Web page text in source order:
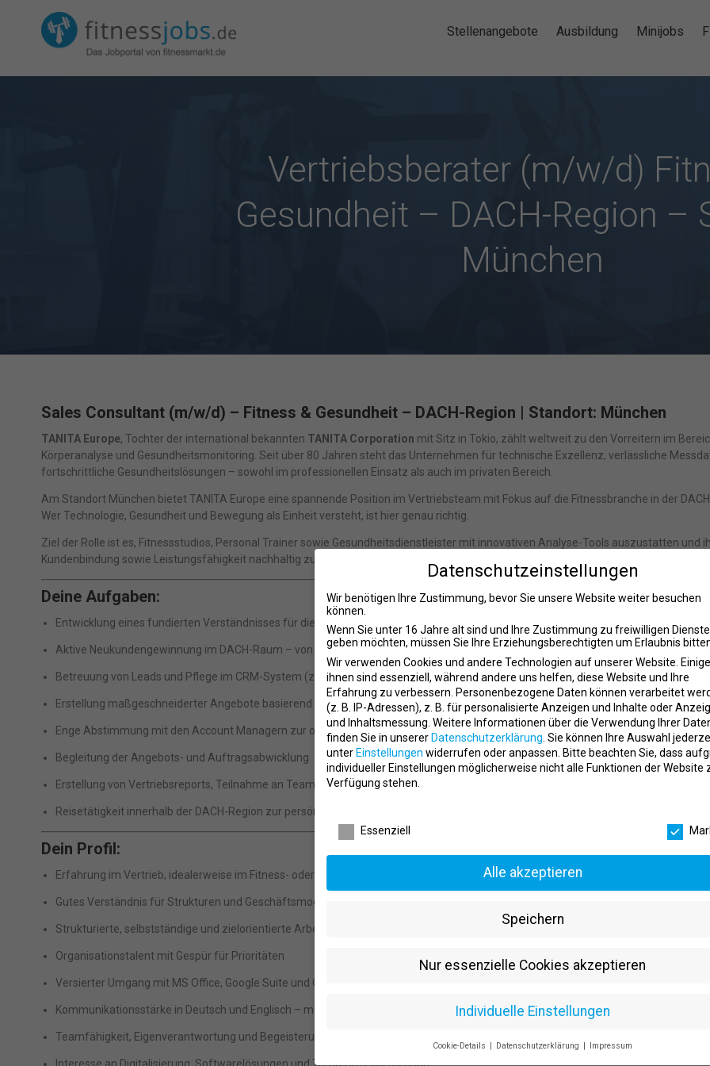
Stellenangebote Ausbildung Minijobs
Vertriebsberater (m/w/d)
Gesundheit – DACH-Region –
München
Sales Consultant (m/w/d) – Fitness & Gesundheit – DACH-Region | Standort: München
TANITA Europe, Tochter der international bekannten TANITA Corporation mit Sitz in Tokio, zählt weltweit zu den Vorreitern im
Körperanalyse und Gesundheitsmonitoring. Seit über 80 Jahren steht das Unternehmen für technische Exzellenz, verlässliche
fortschrittliche Gesundheitslösungen – sowohl im professionellen Einsatz als auch im privaten Bereich.
Am Standort München bietet TANITA Europe eine spannende Position im Vertriebsteam mit Fokus auf die Fitnessbranche in der
Wer Technologie, Gesundheit und Bewegung als Einheit versteht, ist hier genau richtig.
Ziel der Rolle ist es, Fitnessstudios, Personal Trainer sowie Gesundheitsdienstleister mit innovativen Analyse-Tools auszustatten und
Kundenbindung sowie Leistungsfähigkeit nachhaltig zu verbessern.
Deine Aufgaben:
Entwicklung eines fundierten Verständnisses für die TANITA-Produkte und deren Anwendung
Aktive Neukundengewinnung im DACH-Raum – von großen Fitnessketten bis zu Boutique-Studios
Betreuung von Leads und Pflege im CRM-System (z. B. Salesforce)
Erstellung maßgeschneiderter Angebote basierend auf Kundenanforderungen
Enge Abstimmung mit den Account Managern zur optimalen Vertriebsstrategie
Begleitung der Angebots- und Auftragsabwicklung
Erstellung von Vertriebsreports, Teilnahme an Team-Meetings und Branchenevents
Reisetätigkeit innerhalb der DACH-Region zur persönlichen Kundenbetreuung
Dein Profil:
Erfahrung im Vertrieb, idealerweise im Fitness- oder Gesundheitsumfeld
Gutes Verständnis für Strukturen und Geschäftsmodelle der Fitnessbranche
Strukturierte, selbstständige und zielorientierte Arbeitsweise
Organisationstalent mit Gespür für Prioritäten
Versierter Umgang mit MS Office, Google Suite und CRM-Tools
Kommunikationsstärke in Deutsch und Englisch – mündlich wie schriftlich
Teamfähigkeit, Eigenverantwortung und Begeisterung für technologische Entwicklungen
Datenschutzeinstellungen
Wir benötigen Ihre Zustimmung, bevor Sie unsere Website weiter besuchen
können.
Wenn Sie unter 16 Jahre alt sind und Ihre Zustimmung zu freiwilligen
geben möchten, müssen Sie Ihre Erziehungsberechtigten um Erlaubnis
Wir verwenden Cookies und andere Technologien auf unserer Website.
ihnen sind essenziell, während andere uns helfen, diese Website und Ihre
Erfahrung zu verbessern. Personenbezogene Daten können verarbeitet
(z. B. IP-Adressen), z. B. für personalisierte Anzeigen und Inhalte oder
und Inhaltsmessung. Weitere Informationen über die Verwendung Ihrer
finden Sie in unserer Datenschutzerklärung. Sie können Ihre Auswahl
unter Einstellungen widerrufen oder anpassen. Bitte beachten Sie, dass
individueller Einstellungen möglicherweise nicht alle Funktionen der Website
Verfügung stehen.
Essenziell
Alle akzeptieren
Speichern
Nur essenzielle Cookies akzeptieren
Individuelle Einstellungen
Cookie-Details Datenschutzerklärung Impressum